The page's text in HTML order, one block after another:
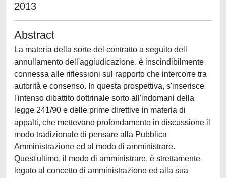
2013
Abstract
La materia della sorte del contratto a seguito dell
annullamento dell'aggiudicazione, è inscindibilmente
connessa alle riflessioni sul rapporto che intercorre tra
autorità e consenso. In questa prospettiva, s'inserisce
l'intenso dibattito dottrinale sorto all'indomani della
legge 241/90 e delle prime direttive in materia di
appalti, che mettevano profondamente in discussione il
modo tradizionale di pensare alla Pubblica
Amministrazione ed al modo di amministrare.
Quest'ultimo, il modo di amministrare, è strettamente
legato al concetto di amministrazione ed alla sua